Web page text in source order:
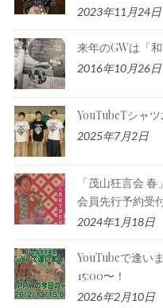
2023年11月24日
来年のGWは「
2016年10月26日
YouTubeTシャツ
2025年7月2日
「茂山狂言会
会員先行予約受
2024年1月18日
YouTubeで逢い
15:00〜！
2026年2月10日